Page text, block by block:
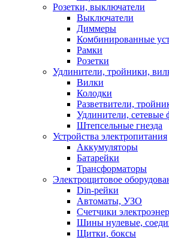
Розетки, выключатели
Выключатели
Диммеры
Комбинированные
Рамки
Розетки
Удлинители, тройники,
Вилки
Колодки
Разветвители,
Удлинители, сетевые
Штепсельные гнезда
Устройства электропитания
Аккумуляторы
Батарейки
Трансформаторы
Электрощитовое
Din-рейки
Автоматы, УЗО
Счетчики
Шины нулевые,
Щитки, боксы